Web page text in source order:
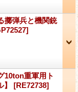
擲弾兵と機関銃
10ton重軍用ト
】 [RE72738]